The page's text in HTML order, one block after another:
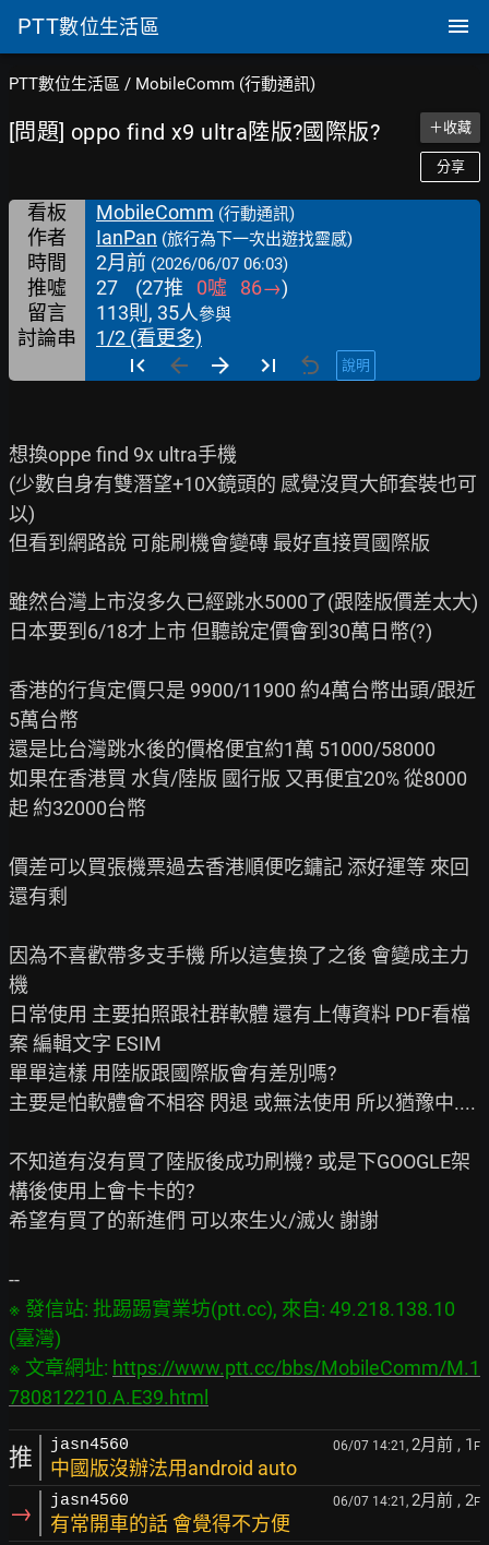
PTT數位生活區
PTT數位生活區 / MobileComm (行動通訊)
[問題] oppo find x9 ultra陸版?國際版? ＋收藏
分享
看板 MobileComm (行動通訊)
作者 IanPan (旅行為下一次出遊找靈感)
時間 2月前 (2026/06/07 06:03)
推噓 27 (27推 0噓 86→)
留言
113則, 35人參與
討論串 1/2 (看更多)
說明
想換oppe find 9x ultra手機
(少數自身有雙潛望+10X鏡頭的 感覺沒買大師套裝也可
以)
但看到網路說 可能刷機會變磚 最好直接買國際版
雖然台灣上市沒多久已經跳水5000了(跟陸版價差太大)
日本要到6/18才上市 但聽說定價會到30萬日幣(?)
香港的行貨定價只是 9900/11900 約4萬台幣出頭/跟近
5萬台幣
還是比台灣跳水後的價格便宜約1萬 51000/58000
如果在香港買 水貨/陸版 國行版 又再便宜20% 從8000
起 約32000台幣
價差可以買張機票過去香港順便吃鏞記 添好運等 來回
還有剩
因為不喜歡帶多支手機 所以這隻換了之後 會變成主力
機
日常使用 主要拍照跟社群軟體 還有上傳資料 PDF看檔
案 編輯文字 ESIM
單單這樣 用陸版跟國際版會有差別嗎?
主要是怕軟體會不相容 閃退 或無法使用 所以猶豫中....
不知道有沒有買了陸版後成功刷機? 或是下GOOGLE架
構後使用上會卡卡的?
希望有買了的新進們 可以來生火/滅火 謝謝
※ 發信站: 批踢踢實業坊(ptt.cc), 來自: 49.218.138.10
(臺灣)
※ 文章網址: https://www.ptt.cc/bbs/MobileComm/M.1
780812210.A.E39.html
推 jasn4560 06/07 14:21, 2月前 , 1 F
中國版沒辦法用android auto
→ jasn4560 06/07 14:21, 2月前 , 2F
有常開車的話 會覺得不方便